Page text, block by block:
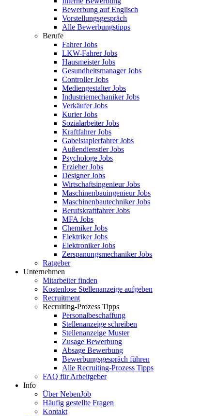
Bewerbung auf Englisch
Vorstellungsgespräch
Alle Bewerbungstipps
Berufe
Fahrer Jobs
LKW-Fahrer Jobs
Hausmeister Jobs
Gesundheitsmanager Jobs
Controller Jobs
Mediengestalter Jobs
Industriemechaniker Jobs
Verkäufer Jobs
Kurier Jobs
Sozialarbeiter Jobs
Kraftfahrer Jobs
Gabelstaplerfahrer Jobs
Außendienstler Jobs
Psychologe Jobs
Erzieher Jobs
Designer Jobs
Wirtschaftsingenieur Jobs
Maschinenbauingenieur Jobs
Maschinenbautechniker Jobs
Berufskraftfahrer Jobs
MFA Jobs
Chemiker Jobs
Elektriker Jobs
Elektroniker Jobs
Zerspanungsmechaniker Jobs
Ratgeber
Unternehmen
Mitarbeiter finden
Kostenlose Stellenanzeige aufgeben
Recruitment
Recruiting-Prozess Tipps
Personalbeschaffung
Stellenanzeige schreiben
Stellenanzeige Muster
Zusage Bewerbung
Absage Bewerbung
Bewerbungsgespräch führen
Alle Recruiting-Prozess Tipps
FAQ für Arbeitgeber
Info
Über NebenJob
Häufig gestellte Fragen
Kontakt